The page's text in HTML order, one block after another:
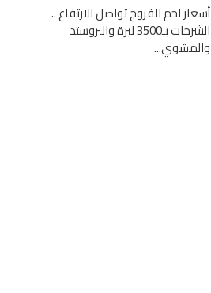
أسعار لحم الفروج تواصل الارتفاع ..
الشرحات بـ3500 ليرة والبروستد
والمشوي...